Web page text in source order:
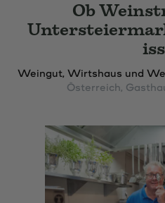
Ob
Weingut, Wirtshaus und
Österreich,